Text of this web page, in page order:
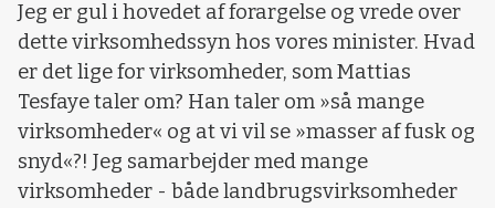
Jeg er gul i hovedet af forargelse og vrede over
dette virksomhedssyn hos vores minister. Hvad
er det lige for virksomheder, som Mattias
Tesfaye taler om? Han taler om »så mange
virksomheder« og at vi vil se »masser af fusk og
snyd«?! Jeg samarbejder med mange
virksomheder - både landbrugsvirksomheder